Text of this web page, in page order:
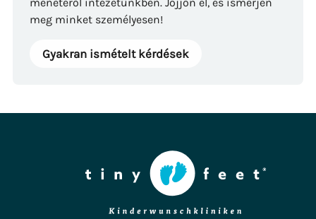
meg minket személyesen!
Gyakran ismételt kérdések